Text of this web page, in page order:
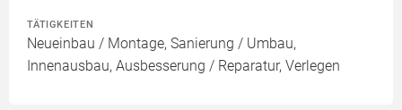
TÄTIGKEITEN
Neueinbau / Montage, Sanierung / Umbau,
Innenausbau, Ausbesserung / Reparatur, Verlegen